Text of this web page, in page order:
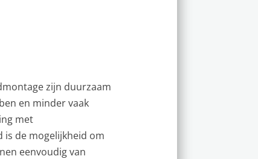
zijn duurzaam
en minder vaak
met
is de mogelijkheid om
eenvoudig van